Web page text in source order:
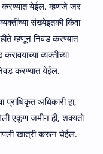
करण्यात येईल. म्हणजे जर
संख्येइतकी किंवा
म्हणून निवड करण्यात
व्यक्तीच्या
करण्यात येईल.
प्राधिकृत अधिकारी हा,
एकूण जमीन ही, शक्यतो
आपली खात्री करून घेईल.